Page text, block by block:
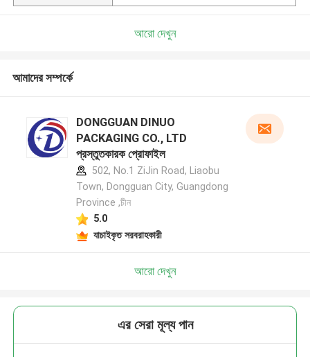
আরো দেখুন
আমাদের সম্পর্কে
DONGGUAN DINUO
PACKAGING CO., LTD
প্রস্তুতকারক প্রোফাইল
502, No.1 ZiJin Road, Liaobu
Town, Dongguan City, Guangdong
Province ,চীন
5.0
যাচাইকৃত সরবরাহকারী
আরো দেখুন
এর সেরা মূল্য পান